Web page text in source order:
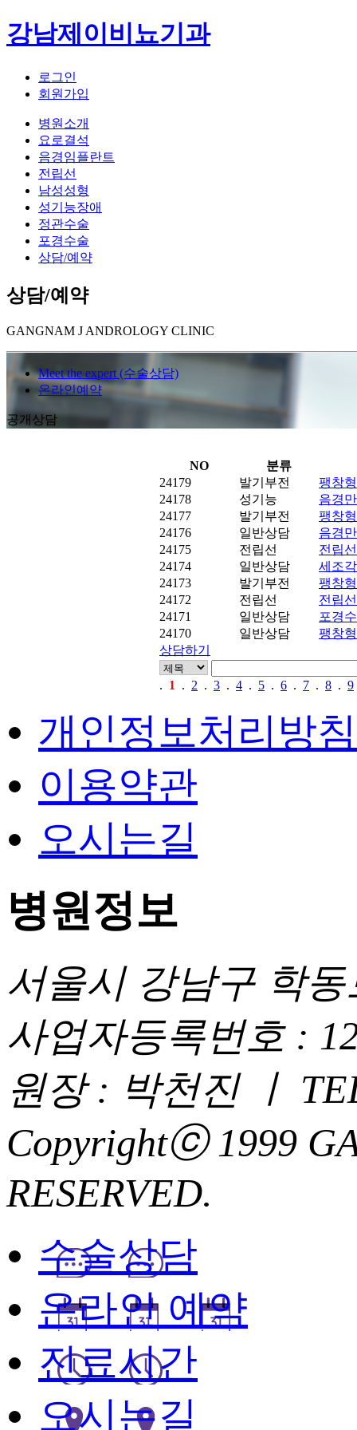
강남제이비뇨기과
로그인
회원가입
병원소개
요로결석
음경임플란트
전립선
남성성형
성기능장애
정관수술
포경수술
상담/예약
상담/예약
GANGNAM J ANDROLOGY CLINIC
Meet the expert (수술상담)
온라인예약
공개상담
NO
분류
24179
발기부전
팽창
24178
성기능
음경
24177
발기부전
팽창
24176
일반상담
음경
24175
전립선
전립
24174
일반상담
세조
24173
발기부전
팽창
24172
전립선
전립
24171
일반상담
포경
24170
일반상담
팽창
상담하기
. 1 . 2 . 3 . 4 . 5 . 6 . 7 . 8 . 9
개인정보처리방침
이용약관
오시는길
병원정보
서울시 강남구 학
사업자등록번호 :
원장 : 박천진 ㅣ
Copyrightⓒ 1999
RESERVED.
수술상담
온라인 예약
진료시간
오시는길